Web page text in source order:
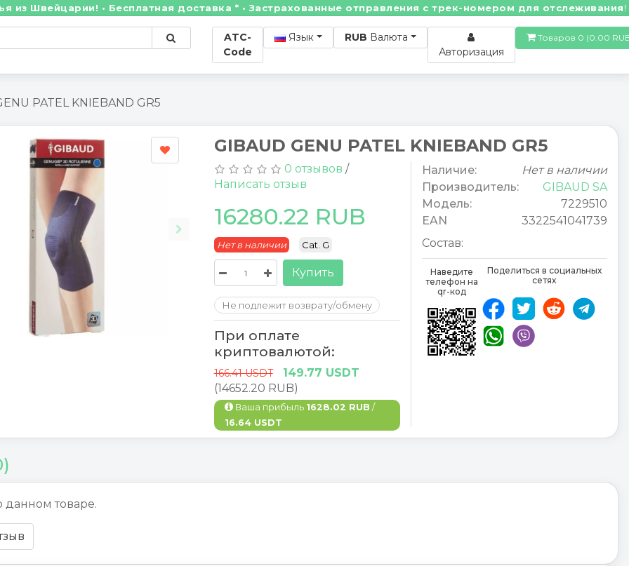
• Бесплатная доставка * • Застрахованные отправления с трек-номером для отслеживания!
ATC-
Code
Язык RUB Валюта
Авторизация
Товаров 0
PATEL KNIEBAND GR5
GIBAUD GENU PATEL KNIEBAND GR5
0 отзывов /
Написать отзыв
16280.22 RUB
Нет в наличии Cat. G
Купить
Не подлежит возврату/обмену
При оплате
криптовалютой:
166.41 USDT
149.77 USDT
(14652.20 RUB)
Ваша прибыль 1628.02 RUB /
16.64 USDT
Наличие:
Нет в наличии
Производитель:
GIBAUD SA
Модель:
7229510
EAN
3322541041739
Состав:
Наведите
телефон на
qr-код
Поделиться в социальных
сетях
данном товаре.